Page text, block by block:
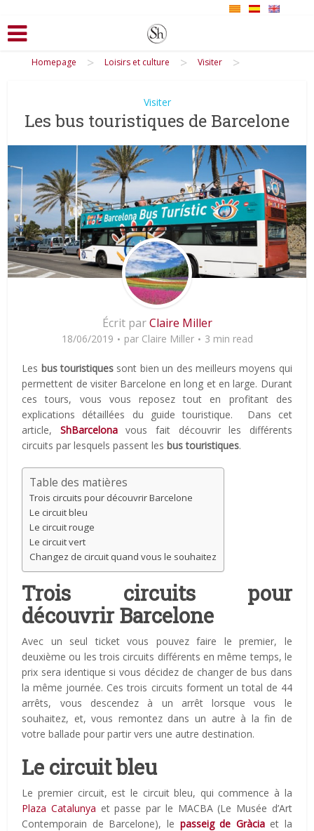
Homepage > Loisirs et culture > Visiter >
Visiter
Les bus touristiques de Barcelone
Écrit parClaire Miller
18/06/2019 par Claire Miller 3 min read
Les bus touristiques sont bien un des meilleurs moyens qui
permettent de visiter Barcelone en long et en large. Durant
ces tours, vous vous reposez tout en profitant des
explications détaillées du guide touristique. Dans cet
article, ShBarcelonavous fait découvrir les différents
circuits par lesquels passent lesbus touristiques.
Table des matières
Trois circuits pour découvrir Barcelone
Le circuit bleu
Le circuit rouge
Le circuit vert
Changez de circuit quand vous le souhaitez
Trois circuits pour
découvrir Barcelone
Avec un seul ticket vous pouvez faire le premier, le
deuxième ou les trois circuits différents en même temps, le
prix sera identique si vous décidez de changer de bus dans
la même journée. Ces trois circuits forment un total de 44
arrêts, vous descendez à un arrêt lorsque vous le
souhaitez, et, vous remontez dans un autre à la fin de
votre ballade pour partir vers une autre destination.
Le circuit bleu
Le premier circuit, est le circuit bleu, qui commence à la
Plaza Catalunya et passe par le MACBA (Le Musée d’Art
Contemporain de Barcelone), le passeig de Gràciaet la